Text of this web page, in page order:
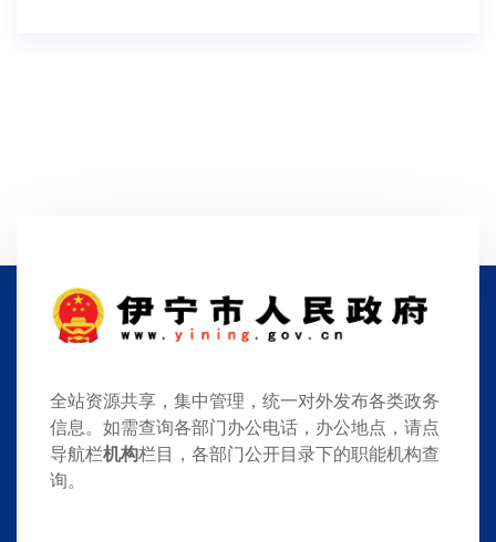
全站资源共享，集中管理，统一对外发布各类政务
信息。如需查询各部门办公电话，办公地点，请点
导航栏机构栏目，各部门公开目录下的职能机构查
询。